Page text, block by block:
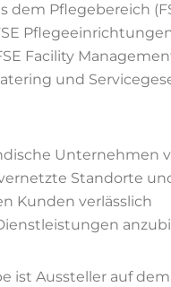
dem Pflegebereich
Facility
und
Unternehmen
Standorte
Kunden verlässlich
ist Aussteller auf dem